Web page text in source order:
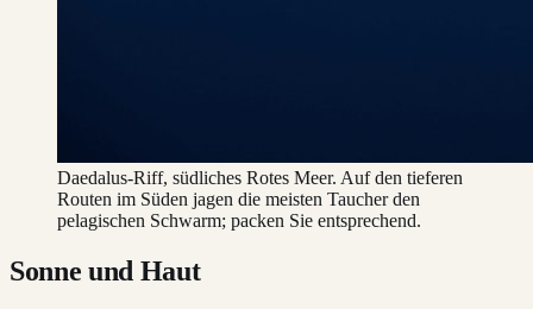
Daedalus-Riff, südliches Rotes Meer. Auf den tieferen
Routen im Süden jagen die meisten Taucher den
pelagischen Schwarm; packen Sie entsprechend.
Sonne und Haut